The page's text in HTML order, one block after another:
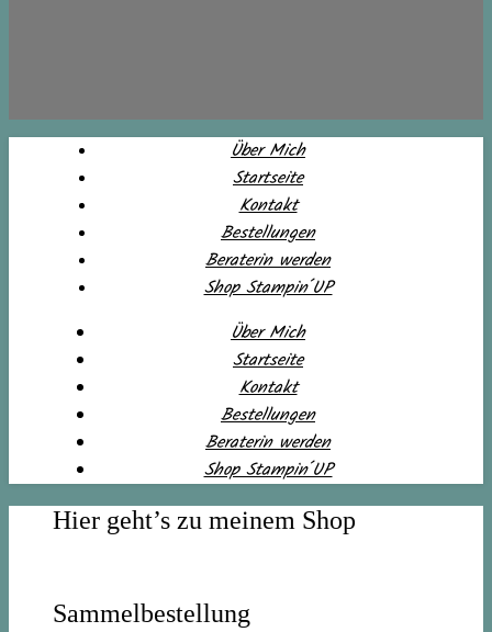
Über Mich
Startseite
Kontakt
Bestellungen
Beraterin werden
Shop Stampin´UP
Über Mich
Startseite
Kontakt
Bestellungen
Beraterin werden
Shop Stampin´UP
Hier geht’s zu meinem Shop
Sammelbestellung